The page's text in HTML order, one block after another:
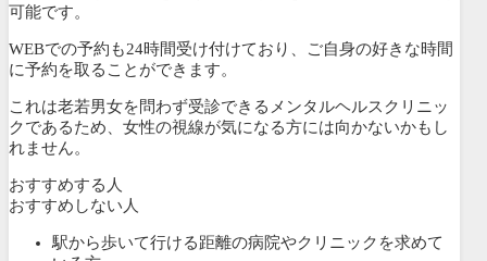
可能です。
WEBでの予約も24時間受け付けており、ご自身の好きな時間
に予約を取ることができます。
これは老若男女を問わず受診できるメンタルヘルスクリニッ
クであるため、女性の視線が気になる方には向かないかもし
れません。
おすすめする人
おすすめしない人
駅から歩いて行ける距離の病院やクリニックを求めて